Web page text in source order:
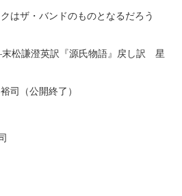
はザ・バンドのものとなるだろう
松謙澄英訳『源氏物語』戻し訳 星
司（公開終了）